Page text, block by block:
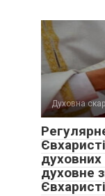
Духовна
духовних
духовне